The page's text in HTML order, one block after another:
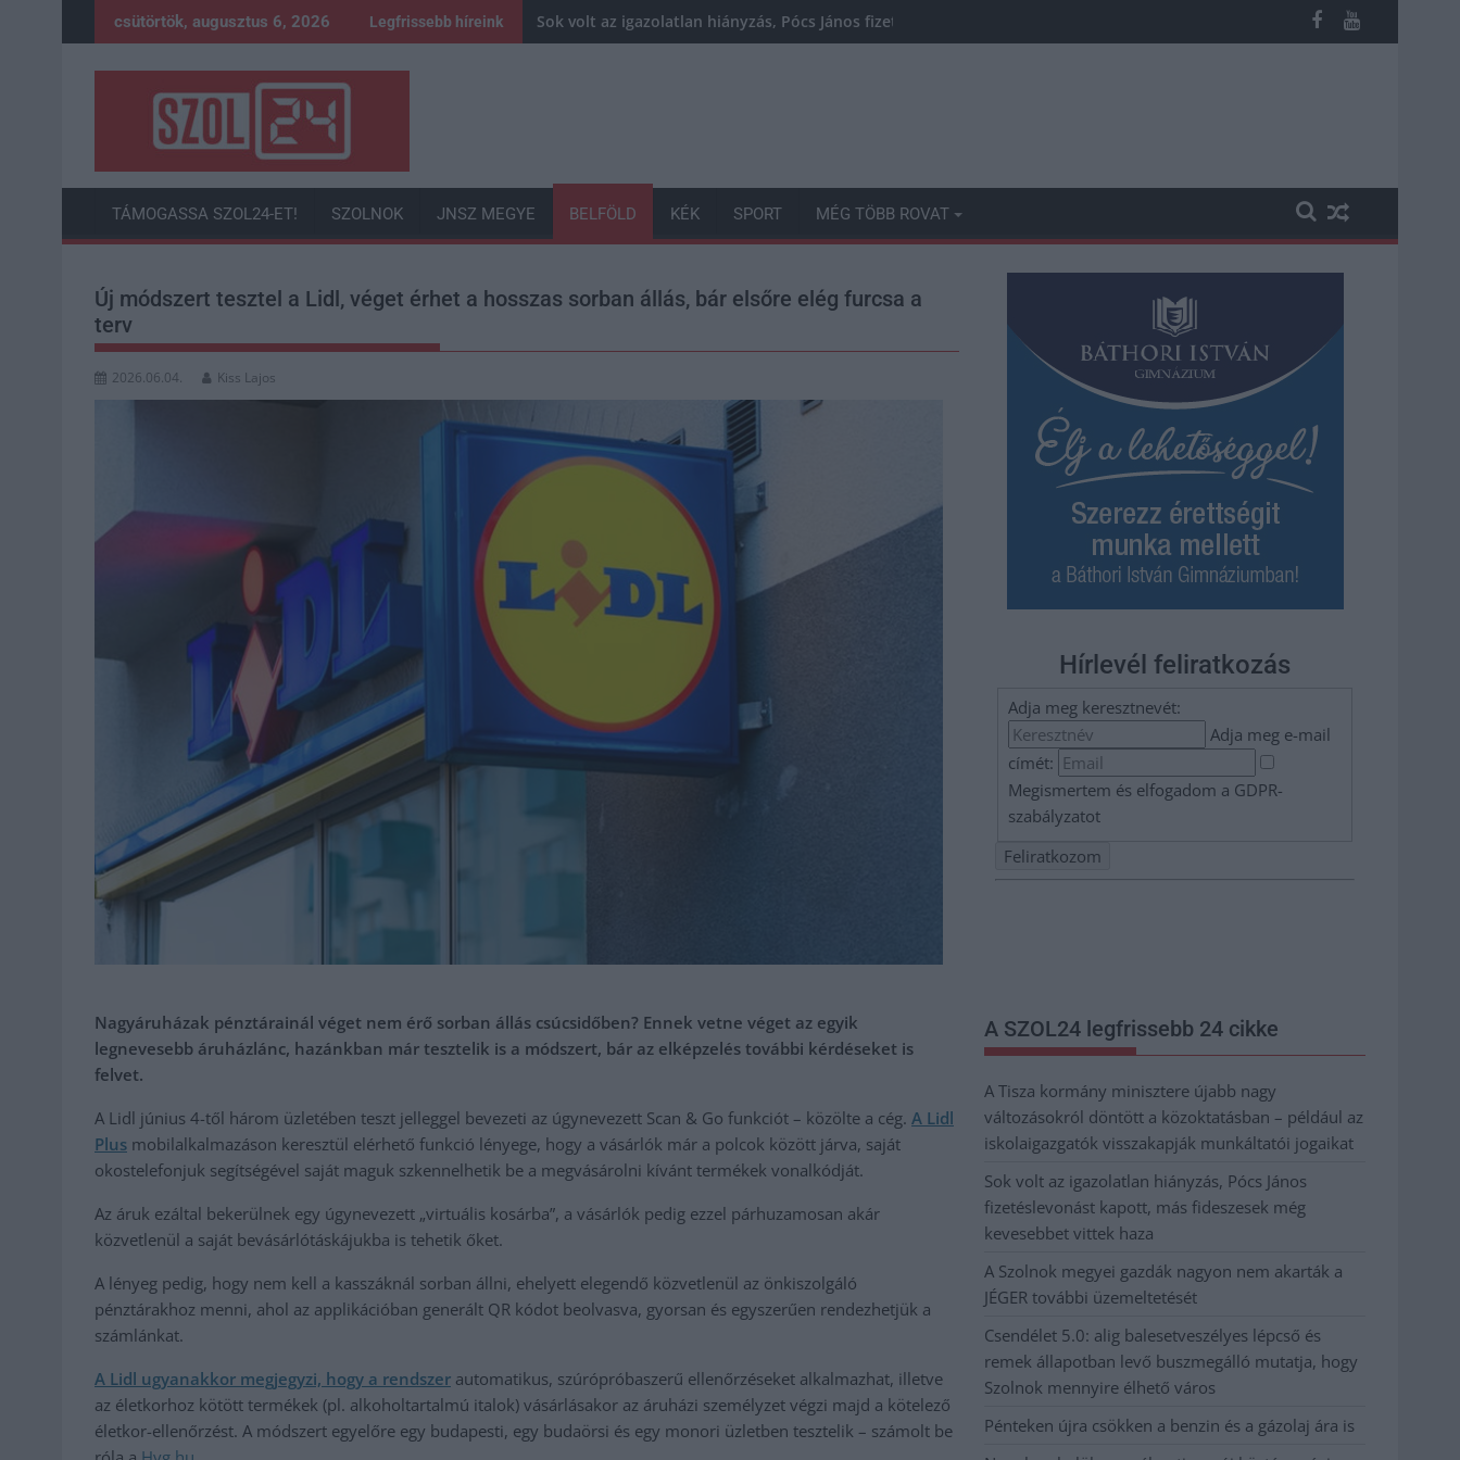
to
csütörtök, augusztus 6, 2026 Legfrissebb híreink Sok volt az igazolatlan hiányzás, Pócs János fizetéslevonást kapott, más fideszesek még kevesebbet vittek haza
TÁMOGASSA SZOL24-ET! SZOLNOK JNSZ MEGYE BELFÖLD KÉK SPORT MÉG TÖBB ROVAT
Új módszert tesztel a Lidl, véget érhet a hosszas sorban állás, bár elsőre elég furcsa a
terv
2026.06.04. Kiss Lajos
Nagyáruházak pénztárainál véget nem érő sorban állás csúcsidőben? Ennek vetne véget az egyik
legnevesebb áruházlánc, hazánkban már tesztelik is a módszert, bár az elképzelés további kérdéseket is
felvet.
A Lidl június 4-től három üzletében teszt jelleggel bevezeti az úgynevezett Scan & Go funkciót – közölte a cég. A Lidl
Plus mobilalkalmazáson keresztül elérhető funkció lényege, hogy a vásárlók már a polcok között járva, saját
okostelefonjuk segítségével saját maguk szkennelhetik be a megvásárolni kívánt termékek vonalkódját.
Az áruk ezáltal bekerülnek egy úgynevezett „virtuális kosárba”, a vásárlók pedig ezzel párhuzamosan akár
közvetlenül a saját bevásárlótáskájukba is tehetik őket.
A lényeg pedig, hogy nem kell a kasszáknál sorban állni, ehelyett elegendő közvetlenül az önkiszolgáló
pénztárakhoz menni, ahol az applikációban generált QR kódot beolvasva, gyorsan és egyszerűen rendezhetjük a
számlánkat.
A Lidl ugyanakkor megjegyzi, hogy a rendszer automatikus, szúrópróbaszerű ellenőrzéseket alkalmazhat, illetve
az életkorhoz kötött termékek (pl. alkoholtartalmú italok) vásárlásakor az áruházi személyzet végzi majd a kötelező
életkor-ellenőrzést. A módszert egyelőre egy budapesti, egy budaörsi és egy monori üzletben tesztelik – számolt be
Hírlevél feliratkozás
Adja meg keresztnevét:
Adja meg e-mail
címét:
Megismertem és elfogadom a GDPR-
szabályzatot
A SZOL24 legfrissebb 24 cikke
A Tisza kormány minisztere újabb nagy
változásokról döntött a közoktatásban – például az
iskolaigazgatók visszakapják munkáltatói jogaikat
Sok volt az igazolatlan hiányzás, Pócs János
fizetéslevonást kapott, más fideszesek még
kevesebbet vittek haza
A Szolnok megyei gazdák nagyon nem akarták a
JÉGER további üzemeltetését
Csendélet 5.0: alig balesetveszélyes lépcső és
remek állapotban levő buszmegálló mutatja, hogy
Szolnok mennyire élhető város
Pénteken újra csökken a benzin és a gázolaj ára is